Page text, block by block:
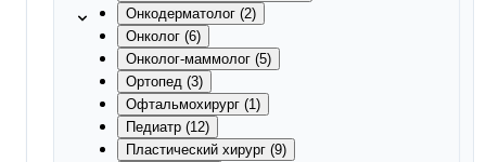
Онкодерматолог (2)
Онколог (6)
Онколог-маммолог (5)
Ортопед (3)
Офтальмохирург (1)
Педиатр (12)
Пластический хирург (9)